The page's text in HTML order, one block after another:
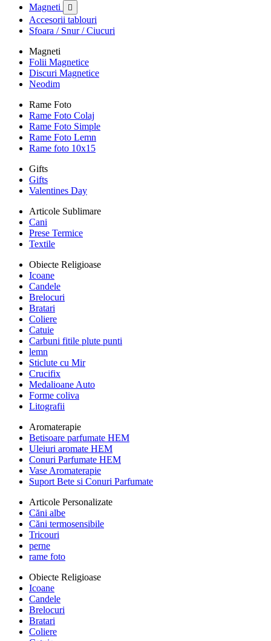
Magneti

Accesorii tablouri
Sfoara / Snur / Ciucuri
Magneti
Folii Magnetice
Discuri Magnetice
Neodim
Rame Foto
Rame Foto Colaj
Rame Foto Simple
Rame Foto Lemn
Rame foto 10x15
Gifts
Gifts
Valentines Day
Articole Sublimare
Cani
Prese Termice
Textile
Obiecte Religioase
Icoane
Candele
Brelocuri
Bratari
Coliere
Catuie
Carbuni fitile plute punti
lemn
Sticlute cu Mir
Crucifix
Medalioane Auto
Forme coliva
Litografii
Aromaterapie
Betisoare parfumate HEM
Uleiuri aromate HEM
Conuri Parfumate HEM
Vase Aromaterapie
Suport Bete si Conuri Parfumate
Articole Personalizate
Căni albe
Căni termosensibile
Tricouri
perne
rame foto
Obiecte Religioase
Icoane
Candele
Brelocuri
Bratari
Coliere